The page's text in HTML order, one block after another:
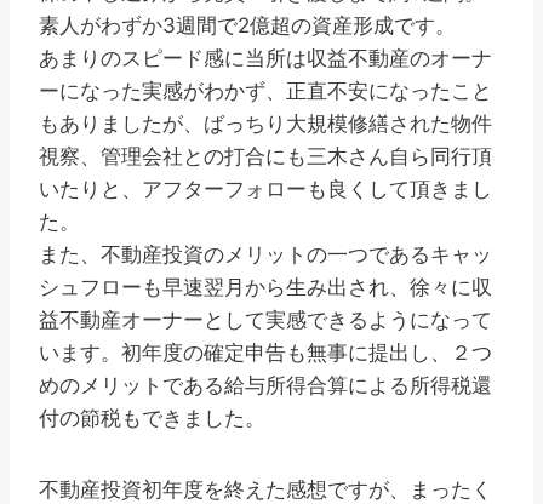
素人がわずか3週間で2億超の資産形成です。
あまりのスピード感に当所は収益不動産のオーナ
ーになった実感がわかず、正直不安になったこと
もありましたが、ばっちり大規模修繕された物件
視察、管理会社との打合にも三木さん自ら同行頂
いたりと、アフターフォローも良くして頂きまし
た。
また、不動産投資のメリットの一つであるキャッ
シュフローも早速翌月から生み出され、徐々に収
益不動産オーナーとして実感できるようになって
います。初年度の確定申告も無事に提出し、２つ
めのメリットである給与所得合算による所得税還
付の節税もできました。
不動産投資初年度を終えた感想ですが、まったく